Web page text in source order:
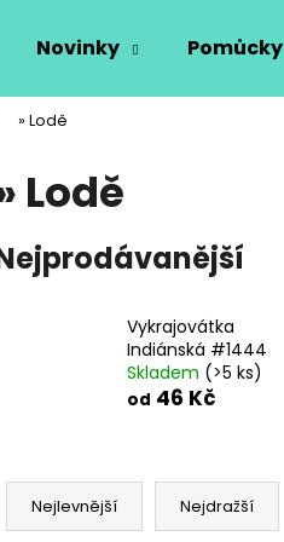
Novinky Pomůcky
» Lodě
Lodě
Vykrajovátka
Indiánská #1444
Skladem (>5 ks)
od 46 Kč
Ř
Nejlevnější Nejdražší
Co potřebujete
Doporučujeme